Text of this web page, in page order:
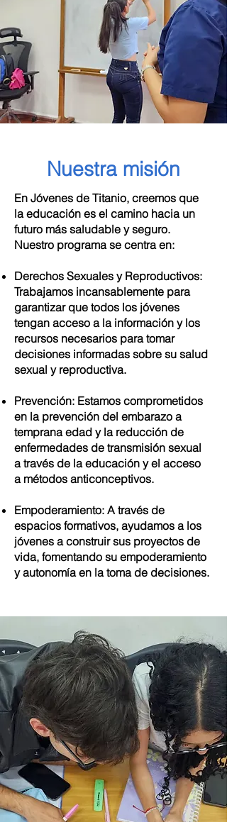
Nuestra misión
En Jóvenes de Titanio, creemos que
la educación es el camino hacia un
futuro más saludable y seguro.
Nuestro programa se centra en:
Derechos Sexuales y Reproductivos:
Trabajamos incansablemente para
garantizar que todos los jóvenes
tengan acceso a la información y los
recursos necesarios para tomar
decisiones informadas sobre su salud
sexual y reproductiva.
Prevención: Estamos comprometidos
en la prevención del embarazo a
temprana edad y la reducción de
enfermedades de transmisión sexual
a través de la educación y el acceso
a métodos anticonceptivos.
Empoderamiento: A través de
espacios formativos, ayudamos a los
jóvenes a construir sus proyectos de
vida, fomentando su empoderamiento
y autonomía en la toma de decisiones.